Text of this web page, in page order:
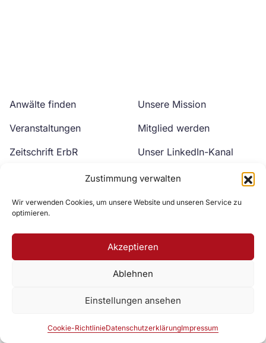
Zustimmung verwalten
Wir verwenden Cookies, um unsere Website und unseren Service zu
optimieren.
Akzeptieren
Ablehnen
Einstellungen ansehen
Cookie-RichtlinieDatenschutzerklärungImpressum
Anwälte finden
Veranstaltungen
Zeitschrift ErbR
Unsere Mission
Mitglied werden
Unser LinkedIn-Kanal
Unser YouTube-Kanal
Zur DAV Webseite